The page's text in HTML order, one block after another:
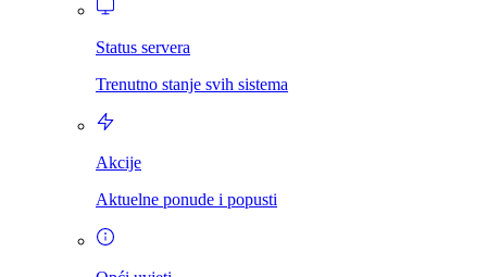
Status servera
Trenutno stanje svih sistema
Akcije
Aktuelne ponude i popusti